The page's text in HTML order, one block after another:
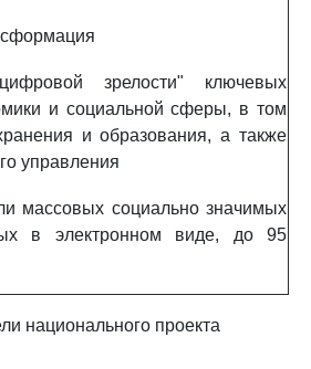
зрелости" ключевых
и социальной сферы, в том
и образования, а также
управления
массовых социально значимых
в электронном виде, до 95
национального проекта